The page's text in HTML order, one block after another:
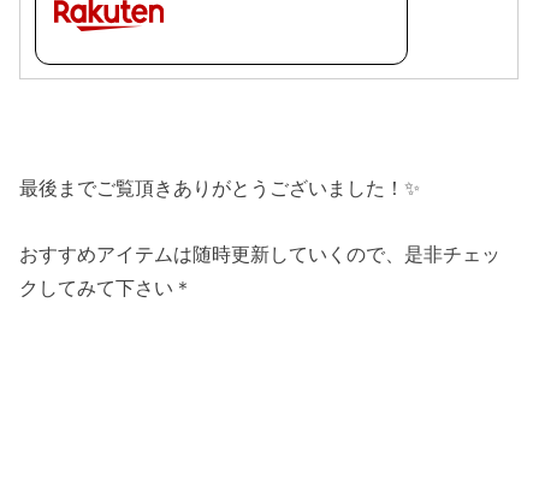
最後までご覧頂きありがとうございました！✨
おすすめアイテムは随時更新していくので、是非チェッ
クしてみて下さい＊